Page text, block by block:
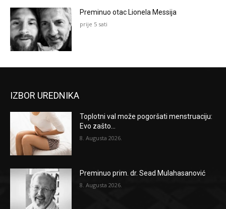
Preminuo otac Lionela Messija
prije 5 sati
IZBOR UREDNIKA
Toplotni val može pogoršati menstruaciju:
Evo zašto...
8. Augusta 2026.
Preminuo prim. dr. Sead Mulahasanović
8. Augusta 2026.